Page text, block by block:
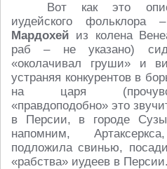
Вот как это
иудейского
Мардохей из колена
раб – не указано)
«околачивал груши» и
устраняя конкурентов в
на царя
«правдоподобно» это
в Персии, в городе
напомним,
подложила свинью,
«рабства» иудеев в Персии.